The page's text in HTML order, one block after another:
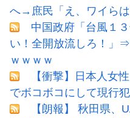
へ→庶民「え、ワイらは
中国政府「台風１
い！全開放流しろ！」
ｗｗｗｗ
【衝撃】日本人女
でボコボコにして現行
【朗報】 秋田県、